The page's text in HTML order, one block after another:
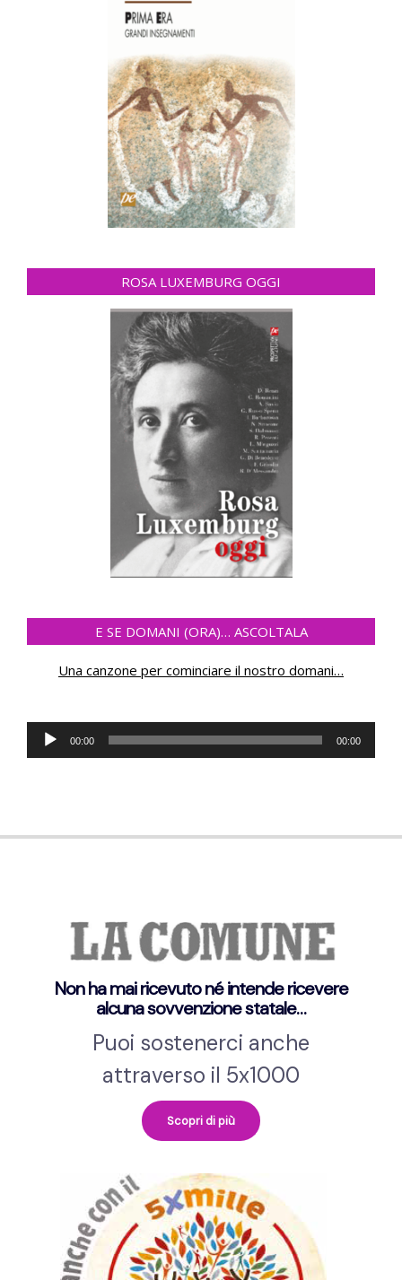
ROSA LUXEMBURG OGGI
E SE DOMANI (ORA)… ASCOLTALA
Una canzone per cominciare il nostro domani…
Audio
Player
00:00 00:00
Non ha mai ricevuto né intende ricevere
alcuna sovvenzione statale…
Puoi sostenerci anche
attraverso il 5x1000
Scopri di più